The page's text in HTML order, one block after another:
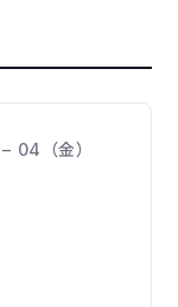
ーティング
04（金）